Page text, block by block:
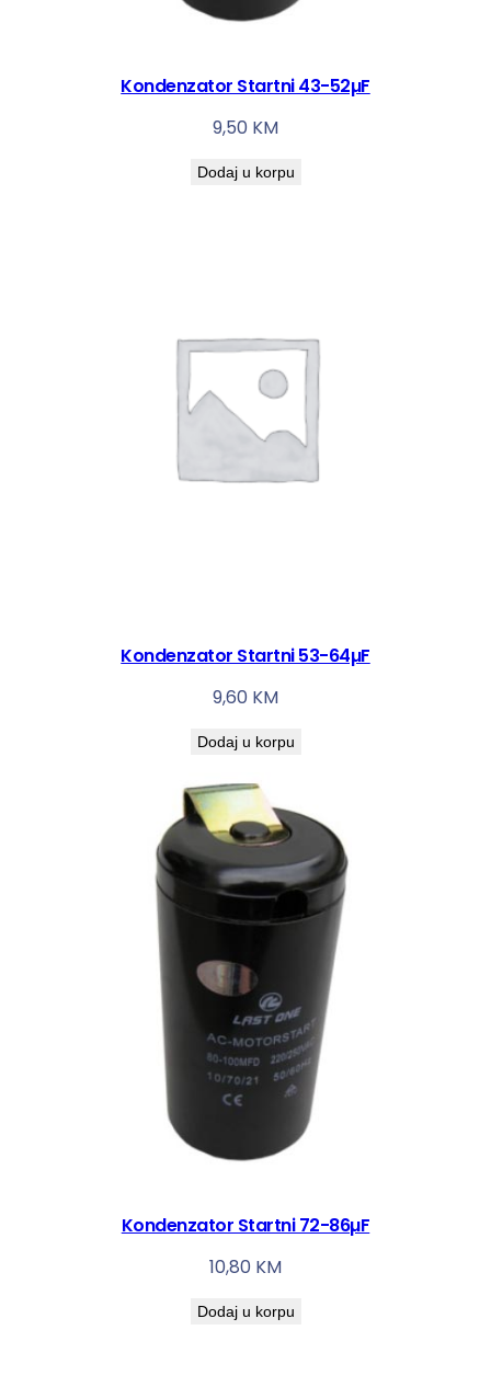
Kondenzator Startni 43-52µF
9,50 KM
Dodaj u korpu
Kondenzator Startni 53-64µF
9,60 KM
Dodaj u korpu
Kondenzator Startni 72-86µF
10,80 KM
Dodaj u korpu